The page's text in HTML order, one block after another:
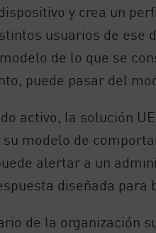
y crea un
usuarios de ese
de lo que se
puede pasar del
activo, la solución
modelo de
alertar a un
diseñada para
de la organización